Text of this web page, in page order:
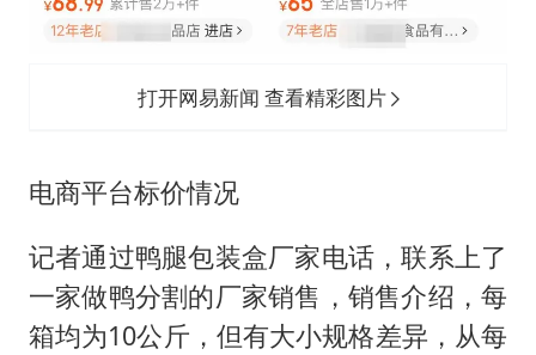
打开网易新闻 查看精彩图片
电商平台标价情况
记者通过鸭腿包装盒厂家电话，联系上了
一家做鸭分割的厂家销售，销售介绍，每
箱均为10公斤，但有大小规格差异，从每